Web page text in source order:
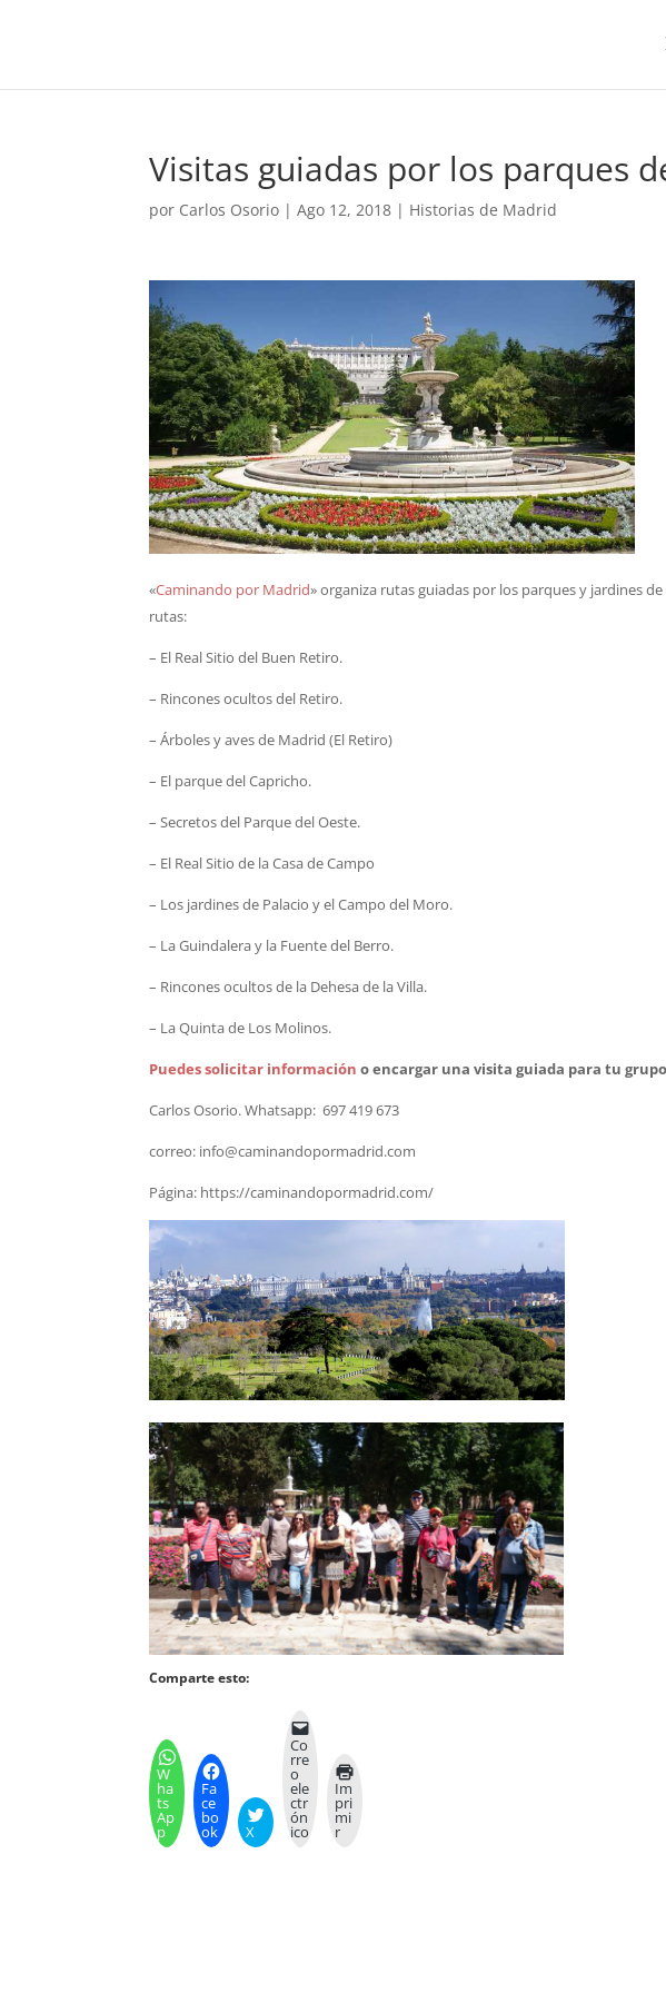
Visitas guiadas por los parques
por Carlos Osorio |Ago 12, 2018 | Historias de Madrid
«Caminando por Madrid» organiza rutas guiadas por los parques y jardines
rutas:
– El Real Sitio del Buen Retiro.
– Rincones ocultos del Retiro.
– Árboles y aves de Madrid (El Retiro)
– El parque del Capricho.
– Secretos del Parque del Oeste.
– El Real Sitio de la Casa de Campo
– Los jardines de Palacio y el Campo del Moro.
– La Guindalera y la Fuente del Berro.
– Rincones ocultos de la Dehesa de la Villa.
– La Quinta de Los Molinos.
Puedes solicitar información o encargar una visita guiada para tu grupo
Carlos Osorio. Whatsapp: 697 419 673
correo: info@caminandopormadrid.com
Página: https://caminandopormadrid.com/
Comparte esto:
W
ha
ts
Ap
p
Fa
ce
bo
ok X
Co
rre
o
ele
ctr
ón
ico
Im
pri
mi
r